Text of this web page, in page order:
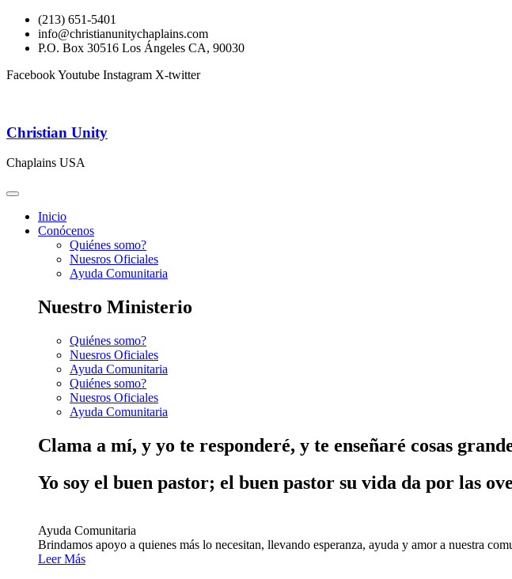
(213) 651-5401
info@christianunitychaplains.com
P.O. Box 30516 Los Ángeles CA, 90030
FacebookYoutube Instagram X-twitter
Christian Unity
Chaplains USA
Inicio
Conócenos
Quiénes somo?
Nuesros Oficiales
Ayuda Comunitaria
Nuestro Ministerio
Quiénes somo?
Nuesros Oficiales
Ayuda Comunitaria
Quiénes somo?
Nuesros Oficiales
Ayuda Comunitaria
Clama a mí, y yo te responderé, y te enseñaré cosas
Yo soy el buen pastor; el buen pastor su vida da por las
Ayuda Comunitaria
Brindamos apoyo a quienes más lo necesitan, llevando esperanza, ayuda y amor a nuestra
Leer Más